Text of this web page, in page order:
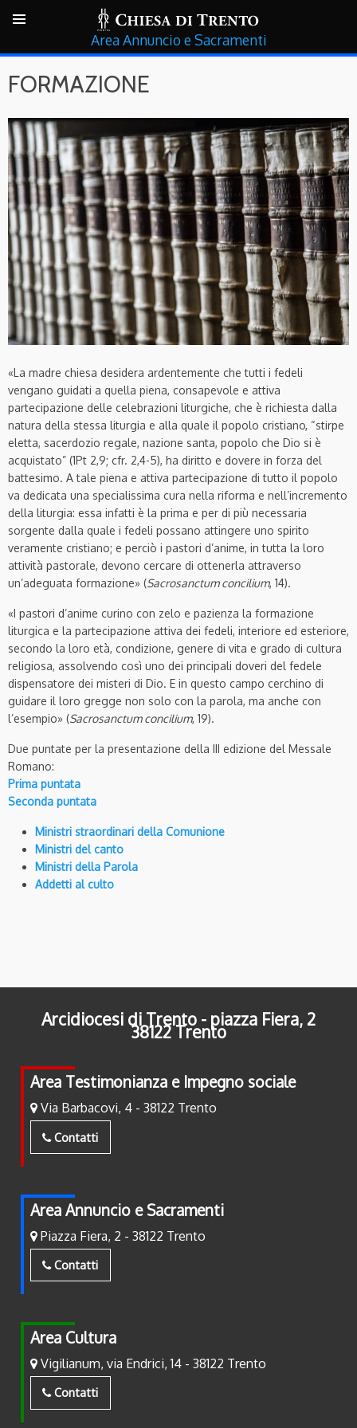
Annuncio e Sacramenti
FORMAZIONE
«La madre chiesa desidera ardentemente che tutti i fedeli
vengano guidati a quella piena, consapevole e attiva
partecipazione delle celebrazioni liturgiche, che è richiesta dalla
natura della stessa liturgia e alla quale il popolo cristiano, “stirpe
eletta, sacerdozio regale, nazione santa, popolo che Dio si è
acquistato” (1Pt 2,9; cfr. 2,4-5), ha diritto e dovere in forza del
battesimo. A tale piena e attiva partecipazione di tutto il popolo
va dedicata una specialissima cura nella riforma e nell’incremento
della liturgia: essa infatti è la prima e per di più necessaria
sorgente dalla quale i fedeli possano attingere uno spirito
veramente cristiano; e perciò i pastori d’anime, in tutta la loro
attività pastorale, devono cercare di ottenerla attraverso
un’adeguata formazione» (Sacrosanctum concilium, 14).
«I pastori d’anime curino con zelo e pazienza la formazione
liturgica e la partecipazione attiva dei fedeli, interiore ed esteriore,
secondo la loro età, condizione, genere di vita e grado di cultura
religiosa, assolvendo così uno dei principali doveri del fedele
dispensatore dei misteri di Dio. E in questo campo cerchino di
guidare il loro gregge non solo con la parola, ma anche con
l’esempio» (Sacrosanctum concilium, 19).
Due puntate per la presentazione della III edizione del Messale
Romano:
Prima puntata
Seconda puntata
Ministri straordinari della Comunione
Ministri del canto
Ministri della Parola
Addetti al culto
Arcidiocesi di Trento - piazza Fiera, 2
38122 Trento
Area Testimonianza e Impegno sociale
Via Barbacovi, 4 - 38122 Trento
Contatti
Area Annuncio e Sacramenti
Piazza Fiera, 2 - 38122 Trento
Contatti
Area Cultura
Vigilianum, via Endrici, 14 - 38122 Trento
Contatti